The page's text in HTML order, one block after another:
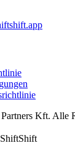
Kft. Alle
ShiftShift